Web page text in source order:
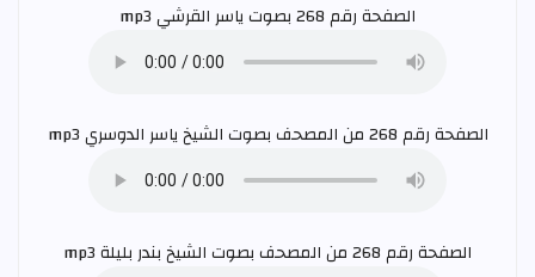
الصفحة رقم 268 بصوت ياسر القرشي
الصفحة رقم 268 من المصحف بصوت الشيخ ياسر الدوسريmp3
الصفحة رقم 268 من المصحف بصوت الشيخ بندر بليلة